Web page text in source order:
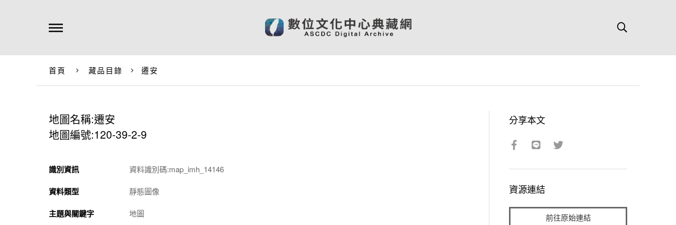
首頁 藏品目錄 遷安
地圖名稱:遷安
地圖編號:120-39-2-9
識別資訊 資料識別碼:map_imh_14146
資料類型 靜態圖像
主題與關鍵字 地圖
分享本文
資源連結
前往原始連結